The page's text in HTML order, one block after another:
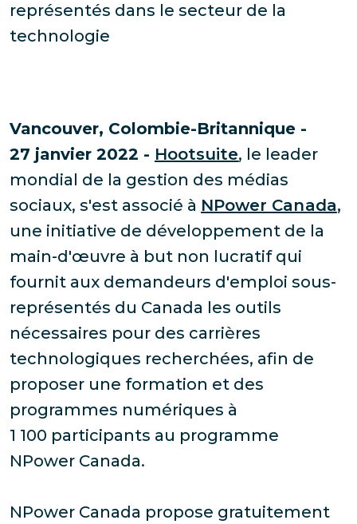
représentés dans le secteur de la
technologie
Vancouver, Colombie-Britannique -
27 janvier 2022 - Hootsuite, le leader
mondial de la gestion des médias
sociaux, s'est associé à NPower Canada,
une initiative de développement de la
main-d'œuvre à but non lucratif qui
fournit aux demandeurs d'emploi sous-
représentés du Canada les outils
nécessaires pour des carrières
technologiques recherchées, afin de
proposer une formation et des
programmes numériques à
1 100 participants au programme
NPower Canada.
NPower Canada propose gratuitement